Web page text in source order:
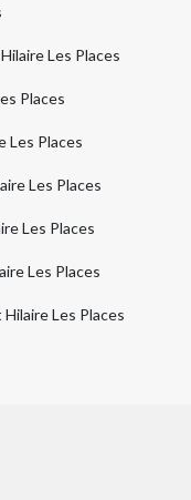
Les Places
Places
Les Places
Les Places
Les Places
Les Places
Les Places